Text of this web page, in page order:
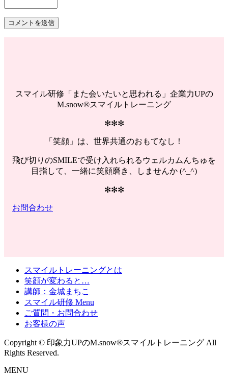
スマイル研修「また会いたいと思われる」企業力UPの
M.snow®スマイルトレーニング
✻✻✻
「笑顔」は、世界共通のおもてなし！
飛び切りのSMILEで受け入れられるウェルカムんちゅを
目指して、一緒に笑顔磨き、しませんか (^_^)
✻✻✻
お問合わせ
スマイルトレーニングとは
笑顔が変わると…
講師：金城まちこ
スマイル研修 Menu
ご質問・お問合わせ
お客様の声
Copyright © 印象力UPのM.snow®スマイルトレーニング All
Rights Reserved.
MENU